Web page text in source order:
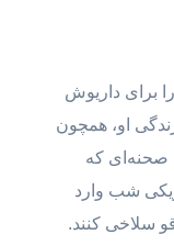
برای داریوش
او، همچون
صحنه‌ای که
شب وارد
سلاخی کنند.